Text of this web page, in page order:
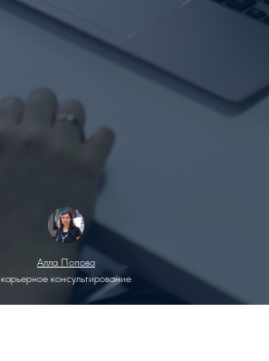
Алла Попова
карьерное консультирование